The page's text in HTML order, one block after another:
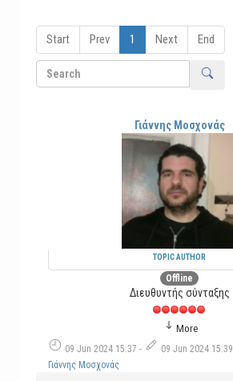
Start Prev 1 Next End
Γιάννης Μοσχονάς
TOPIC AUTHOR
Offline
Διευθυντής σύνταξης
More
09 Jun 2024 15:37 - 09 Jun 2024 15:39
Γιάννης Μοσχονάς